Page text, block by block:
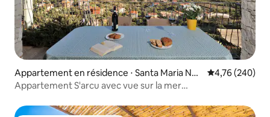
Appartement en résidence ⋅ Santa Maria Nav
arrese
Évaluation
4,76 (240)
Appartement S'arcu avec vue sur la mer